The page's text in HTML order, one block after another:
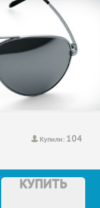
Купили: 104
КУПИТЬ